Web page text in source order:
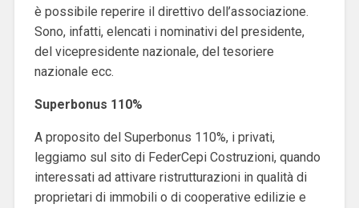
è possibile reperire il direttivo dell’associazione.
Sono, infatti, elencati i nominativi del presidente,
del vicepresidente nazionale, del tesoriere
nazionale ecc.
Superbonus 110%
A proposito del Superbonus 110%, i privati,
leggiamo sul sito di FederCepi Costruzioni, quando
interessati ad attivare ristrutturazioni in qualità di
proprietari di immobili o di cooperative edilizie e